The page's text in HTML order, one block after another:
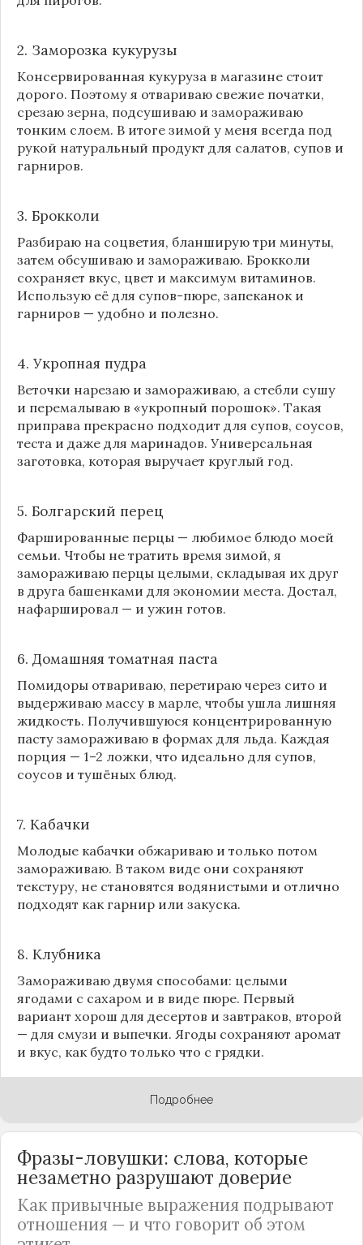
2. Заморозка кукурузы
Консервированная кукуруза в магазине стоит
дорого. Поэтому я отвариваю свежие початки,
срезаю зерна, подсушиваю и замораживаю
тонким слоем. В итоге зимой у меня всегда под
рукой натуральный продукт для салатов, супов и
гарниров.
3. Брокколи
Разбираю на соцветия, бланширую три минуты,
затем обсушиваю и замораживаю. Брокколи
сохраняет вкус, цвет и максимум витаминов.
Использую её для супов-пюре, запеканок и
гарниров — удобно и полезно.
4. Укропная пудра
Веточки нарезаю и замораживаю, а стебли сушу
и перемалываю в «укропный порошок». Такая
приправа прекрасно подходит для супов, соусов,
теста и даже для маринадов. Универсальная
заготовка, которая выручает круглый год.
5. Болгарский перец
Фаршированные перцы — любимое блюдо моей
семьи. Чтобы не тратить время зимой, я
замораживаю перцы целыми, складывая их друг
в друга башенками для экономии места. Достал,
нафаршировал — и ужин готов.
6. Домашняя томатная паста
Помидоры отвариваю, перетираю через сито и
выдерживаю массу в марле, чтобы ушла лишняя
жидкость. Получившуюся концентрированную
пасту замораживаю в формах для льда. Каждая
порция — 1–2 ложки, что идеально для супов,
соусов и тушёных блюд.
7. Кабачки
Молодые кабачки обжариваю и только потом
замораживаю. В таком виде они сохраняют
текстуру, не становятся водянистыми и отлично
подходят как гарнир или закуска.
8. Клубника
Замораживаю двумя способами: целыми
ягодами с сахаром и в виде пюре. Первый
вариант хорош для десертов и завтраков, второй
— для смузи и выпечки. Ягоды сохраняют аромат
и вкус, как будто только что с грядки.
Подробнее
Фразы-ловушки: слова, которые
незаметно разрушают доверие
Как привычные выражения подрывают
отношения — и что говорит об этом